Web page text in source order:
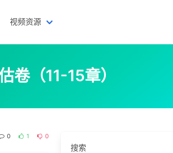
视频资源
（11-15章）
0 1 0
搜索